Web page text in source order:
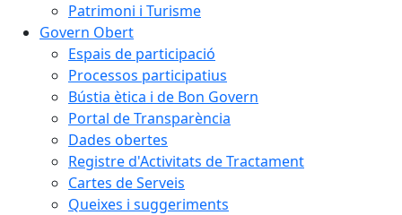
Patrimoni i Turisme
Govern Obert
Espais de participació
Processos participatius
Bústia ètica i de Bon Govern
Portal de Transparència
Dades obertes
Registre d'Activitats de Tractament
Cartes de Serveis
Queixes i suggeriments